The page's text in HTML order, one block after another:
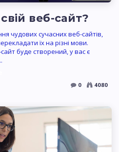
веб-сайт?
чудових сучасних веб-сайтів,
їх на різні мови.
буде створений, у вас є
0 4080